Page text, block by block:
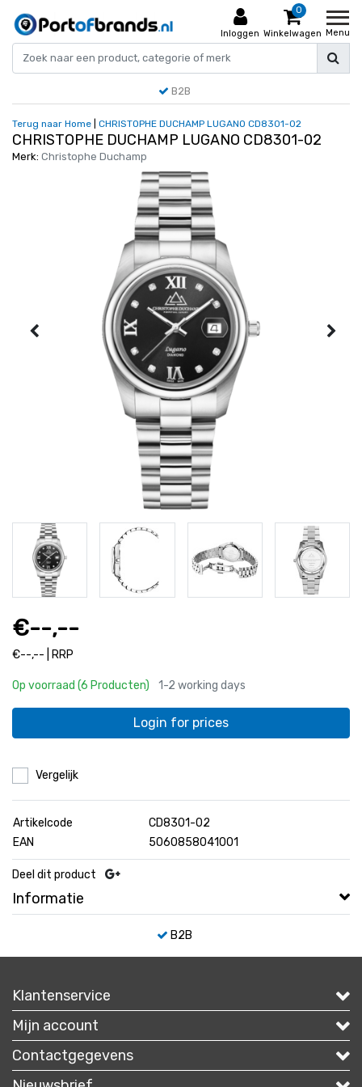
Inloggen
0
Winkelwagen Menu
B2B
Terug naar Home CHRISTOPHE DUCHAMP LUGANO CD8301-02
CHRISTOPHE DUCHAMP LUGANO CD8301-02
Merk: Christophe Duchamp
€--,--
€--,-- | RRP
Op voorraad (6 Producten) 1-2 working days
Login for prices
Vergelijk
Artikelcode
CD8301-02
EAN
5060858041001
Deel dit product
Informatie
B2B
Klantenservice
Mijn account
Contactgegevens